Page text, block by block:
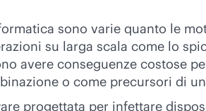
sono varie quanto le
su larga scala come lo
avere conseguenze costose
o come precursori di
progettata per infettare